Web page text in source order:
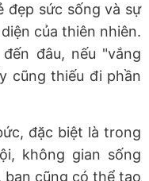
đẹp sức sống và sự
của thiên nhiên.
đâu, nếu "vắng
cũng thiếu đi phần
đặc biệt là trong
không gian sống
bạn cũng có thể tạo